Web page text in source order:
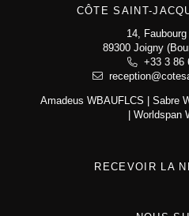
CÔTE SAINT-
14,
89300 Joigny
+33 3 86
Amadeus WBAUFLCS | Sabre
| Worldspan
RECEVOIR LA
+33 3 86 62 09 70